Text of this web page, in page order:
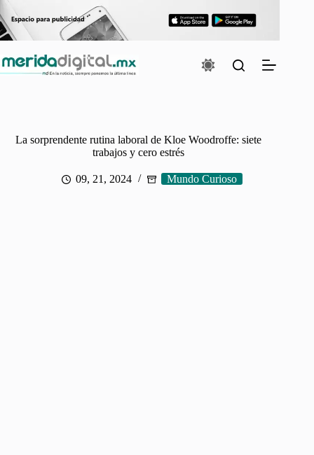
al
contenido
La sorprendente rutina laboral de Kloe Woodroffe: siete
trabajos y cero estrés
09, 21, 2024 Mundo Curioso